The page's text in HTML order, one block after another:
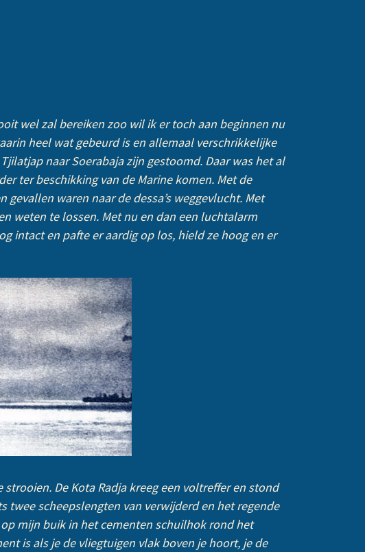
wel zal bereiken zoo wil ik er toch aan beginnen nu
heel wat gebeurd is en allemaal verschrikkelijke
naar Soerabaja zijn gestoomd. Daar was het al
ter beschikking van de Marine komen. Met de
waren naar de dessa’s weggevlucht. Met
weten te lossen. Met nu en dan een luchtalarm
intact en pafte er aardig op los, hield ze hoog en er
De Kota Radja kreeg een voltreffer en stond
twee scheepslengten van verwijderd en het regende
mijn buik in het cementen schuilhok rond het
is als je de vliegtuigen vlak boven je hoort, je de